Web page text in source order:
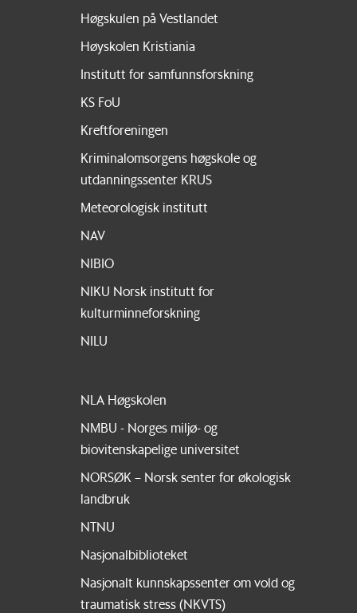
Høgskulen på Vestlandet
Høyskolen Kristiania
Institutt for samfunnsforskning
KS FoU
Kreftforeningen
Kriminalomsorgens høgskole og
utdanningssenter KRUS
Meteorologisk institutt
NAV
NIBIO
NIKU Norsk institutt for
kulturminneforskning
NILU
NLA Høgskolen
NMBU - Norges miljø- og
biovitenskapelige universitet
NORSØK – Norsk senter for økologisk
landbruk
NTNU
Nasjonalbiblioteket
Nasjonalt kunnskapssenter om vold og
traumatisk stress (NKVTS)